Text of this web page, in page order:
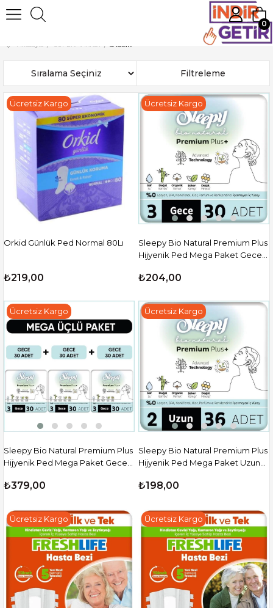
0
Anasayfa SÜPERMARKET SAĞLIK
Filtreleme
Sıralama
Orkid Günlük Ped Normal 80Lı
₺219,00
Ücretsiz Kargo
Sleepy Bio Natural Premium Plus
Hijyenik Ped Mega Paket Gece
₺204,00
Ücretsiz Kargo
Sleepy Bio Natural Premium Plus
Hijyenik Ped Mega Paket Gece
₺379,00
Ücretsiz Kargo
Sleepy Bio Natural Premium Plus
Hijyenik Ped Mega Paket Uzun
₺198,00
Ücretsiz Kargo
Ücretsiz Kargo Ücretsiz Kargo